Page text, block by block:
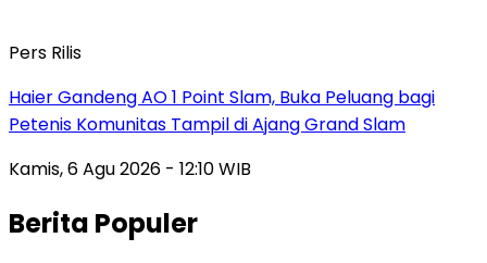
Pers Rilis
Haier Gandeng AO 1 Point Slam, Buka Peluang bagi
Petenis Komunitas Tampil di Ajang Grand Slam
Kamis, 6 Agu 2026 - 12:10 WIB
Berita Populer